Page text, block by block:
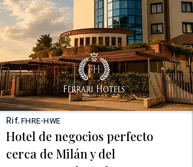
Rif.FHRE-HWE
Hotel de negocios perfecto
cerca de Milán y del